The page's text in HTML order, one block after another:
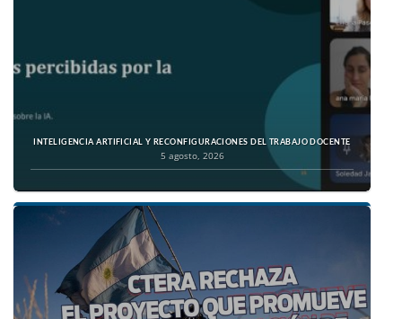
INTELIGENCIA ARTIFICIAL Y RECONFIGURACIONES DEL TRABAJO DOCENTE
5 agosto, 2026